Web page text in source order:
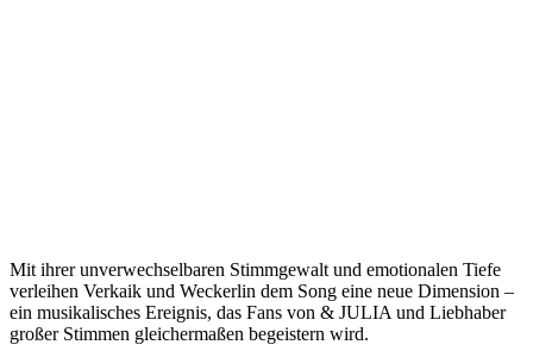
Mit ihrer unverwechselbaren Stimmgewalt und emotionalen Tiefe
verleihen Verkaik und Weckerlin dem Song eine neue Dimension –
ein musikalisches Ereignis, das Fans von & JULIA und Liebhaber
großer Stimmen gleichermaßen begeistern wird.